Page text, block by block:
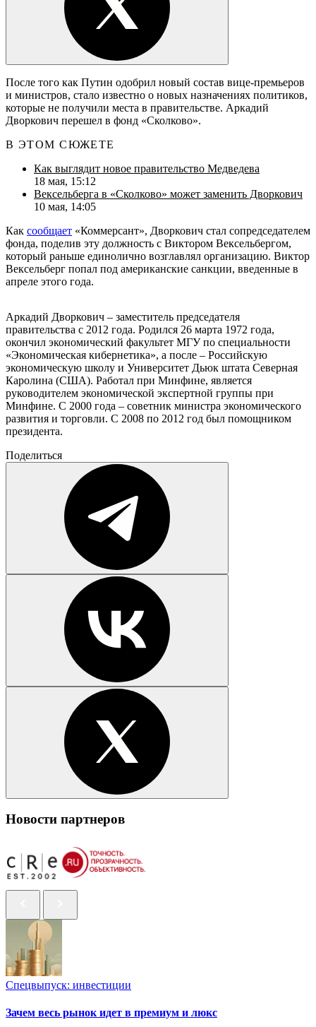
После того как Путин одобрил новый состав вице-премьеров
и министров, стало известно о новых назначениях политиков,
которые не получили места в правительстве. Аркадий
Дворкович перешел в фонд «Сколково».
В ЭТОМ СЮЖЕТЕ
Как выглядит новое правительство Медведева
18 мая, 15:12
Вексельберга в «Сколково» может заменить Дворкович
10 мая, 14:05
Как сообщает «Коммерсант», Дворкович стал сопредседателем
фонда, поделив эту должность с Виктором Вексельбергом,
который раньше единолично возглавлял организацию. Виктор
Вексельберг попал под американские санкции, введенные в
апреле этого года.
Аркадий Дворкович – заместитель председателя
правительства с 2012 года. Родился 26 марта 1972 года,
окончил экономический факультет МГУ по специальности
«Экономическая кибернетика», а после – Российскую
экономическую школу и Университет Дьюк штата Северная
Каролина (США). Работал при Минфине, является
руководителем экономической экспертной группы при
Минфине. С 2000 года – советник министра экономического
развития и торговли. С 2008 по 2012 год был помощником
президента.
Поделиться
Новости партнеров
Спецвыпуск: инвестиции
Зачем весь рынок идет в премиум и люкс